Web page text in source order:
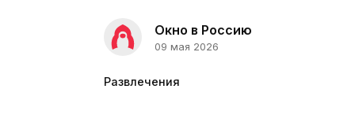
Окно в Россию
09 мая 2026
Развлечения